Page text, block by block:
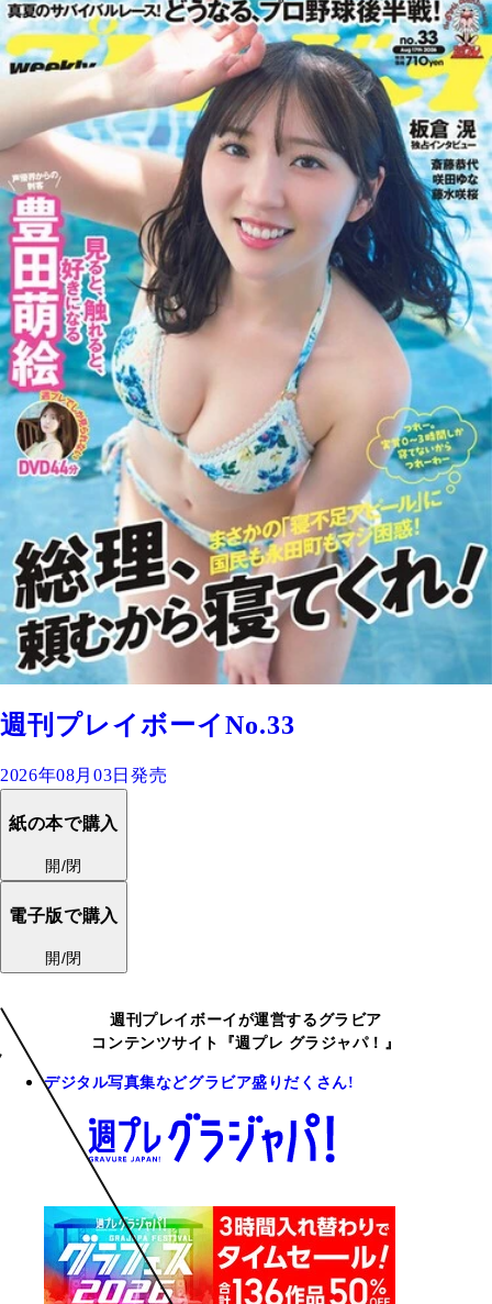
週刊プレイボーイNo.33
2026年08月03日発売
紙の本で購入
開/閉
電子版で購入
開/閉
週刊プレイボーイが運営するグラビア
コンテンツサイト『週プレ グラジャパ！』
デジタル写真集などグラビア盛りだくさん!